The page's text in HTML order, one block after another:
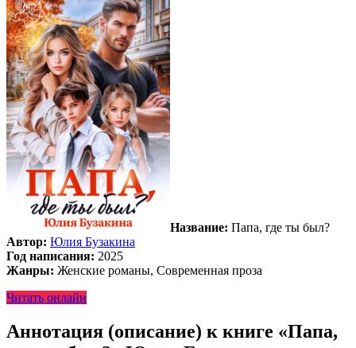
Название: Папа, где ты был?
Автор: Юлия Бузакина
Год написания: 2025
Жанры: Женские романы, Современная проза
Читать онлайн
Аннотация (описание) к книге «Папа,